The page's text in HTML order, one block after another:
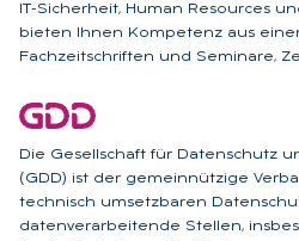
IT-Sicherheit, Human Resources
bieten Ihnen Kompetenz aus
Fachzeitschriften und Seminare,
Die Gesellschaft für Datenschutz
(GDD) ist der gemeinnützige
technisch umsetzbaren
datenverarbeitende Stellen,